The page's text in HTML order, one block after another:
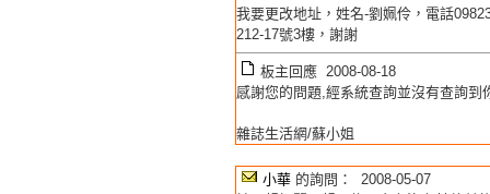
我要更改地址，姓名-劉姵伶，電話
212-17號3樓，謝謝
板主回應 2008-08-18
感謝您的問題,經系統查詢並沒有查詢
雜誌生活網/蘇小姐
小華 的詢問： 2008-05-07